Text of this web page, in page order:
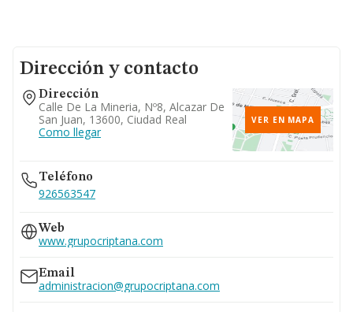
Dirección y contacto
Dirección
Calle De La Mineria, Nº8, Alcazar De
San Juan, 13600, Ciudad Real
Como llegar
VER EN MAPA
Teléfono
926563547
Web
www.grupocriptana.com
Email
administracion@grupocriptana.com